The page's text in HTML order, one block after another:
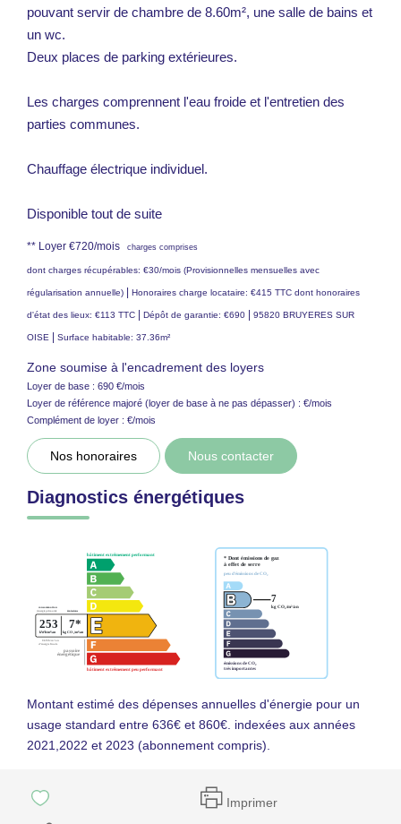
pouvant servir de chambre de 8.60m², une salle de bains et
un wc.
Deux places de parking extérieures.
Les charges comprennent l'eau froide et l'entretien des
parties communes.
Chauffage électrique individuel.
Disponible tout de suite
** Loyer €720/mois charges comprises
dont charges récupérables: €30/mois (Provisionnelles mensuelles avec
régularisation annuelle) | Honoraires charge locataire: €415 TTC dont honoraires
d'état des lieux: €113 TTC | Dépôt de garantie: €690 | 95820 BRUYERES SUR
OISE | Surface habitable: 37.36m²
Zone soumise à l'encadrement des loyers
Loyer de base : 690 €/mois
Loyer de référence majoré (loyer de base à ne pas dépasser) : €/mois
Complément de loyer : €/mois
Nos honoraires Nous contacter
Diagnostics énergétiques
Montant estimé des dépenses annuelles d'énergie pour un
usage standard entre 636€ et 860€. indexées aux années
2021,2022 et 2023 (abonnement compris).
Imprimer